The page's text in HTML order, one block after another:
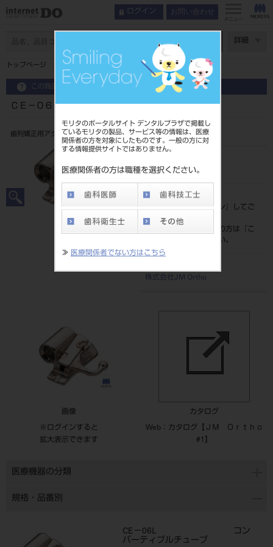
モリタのポータルサイト デンタルプラザで掲載し
ているモリタの製品、サービス等の情報は、医療
関係者の方を対象にしたものです。一般の方に対
する情報提供サイトではありません。
医療関係者の方は職種を選択ください。
≫ 医療関係者でない方はこちら
ログイン お問い合わせ
メニュー
詳細
トップページ ＣＥ－０６Ｌ，Ｒ コンバーティブルチューブ
この商品に関するお問い合わせ
ＣＥ－０６Ｌ，Ｒ コンバーティブルチューブ
歯列矯正用アタッチメント
206350934
標準価格
ログイン
』してご
覧ください。
ネット会員登録がまだの方は『
こ
』より登録ください。
株式会社JM Ortho
画像
※ログインすると
拡大表示できます
カタログ
Web：カタログ【ＪＭ Ｏｒｔｈｏ
#1】
医療機器の分類
規格・品番別
CE－06L コン
バーティブルチューブ